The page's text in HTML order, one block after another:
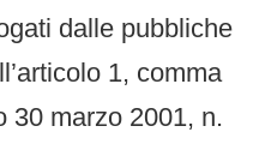
dalle pubbliche
1, comma
30 marzo 2001, n.